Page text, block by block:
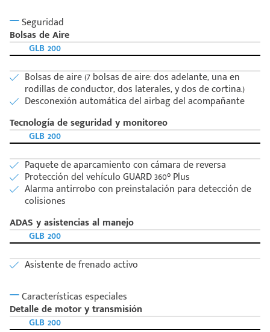
Seguridad
Bolsas de Aire
GLB 200
Bolsas de aire (7 bolsas de aire: dos adelante, una en
rodillas de conductor, dos laterales, y dos de cortina.)
Desconexión automática del airbag del acompañante
Tecnología de seguridad y monitoreo
GLB 200
Paquete de aparcamiento con cámara de reversa
Protección del vehículo GUARD 360° Plus
Alarma antirrobo con preinstalación para detección de
colisiones
ADAS y asistencias al manejo
GLB 200
Asistente de frenado activo
Características especiales
Detalle de motor y transmisión
GLB 200